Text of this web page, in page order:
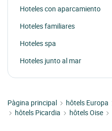
Hoteles con aparcamiento
Hoteles familiares
Hoteles spa
Hoteles junto al mar
Pàgina principal hôtels Europa
hôtels Picardia
hôtels Oise